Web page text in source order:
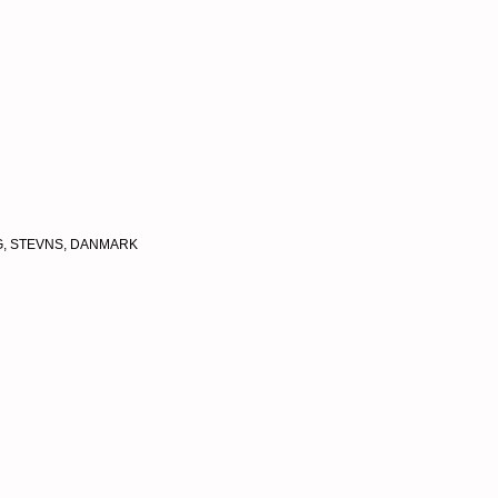
STEVNS, DANMARK